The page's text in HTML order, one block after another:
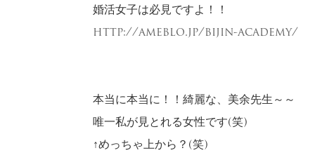
婚活女子は必見ですよ！！
http://ameblo.jp/bijin-academy/
本当に本当に！！綺麗な、美余先生～～
唯一私が見とれる女性です(笑)
↑めっちゃ上から？(笑)